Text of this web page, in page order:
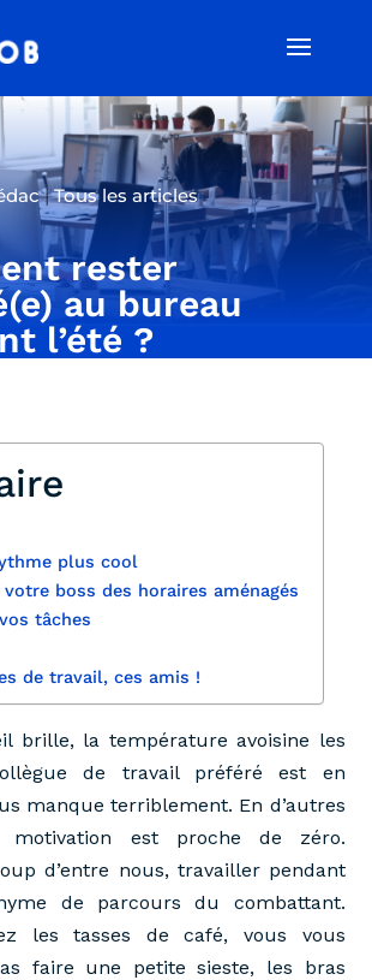
|Tous les articles
rester
au bureau
l’été ?
plus cool
votre boss des horaires aménagés
tâches
de travail, ces amis !
brille, la température avoisine les
de travail préféré est en
manque terriblement. En d’autres
motivation est proche de zéro.
d’entre nous, travailler pendant
de parcours du combattant.
les tasses de café, vous vous
faire une petite sieste, les bras